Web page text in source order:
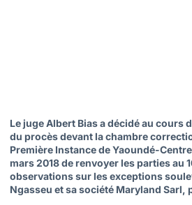
Le juge Albert Bias a décidé au cours
du procès devant la chambre
Première Instance de Yaoundé-
mars 2018 de renvoyer les parties au
observations sur les exceptions
Ngasseu et sa société Maryland Sarl,